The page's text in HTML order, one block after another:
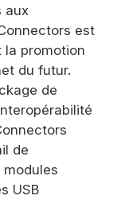
aux
est
la promotion
du futur.
de
de
USB